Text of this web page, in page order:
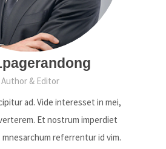
Author & Editor
ad. Vide interesset in mei,
Et nostrum imperdiet
referrentur id vim.